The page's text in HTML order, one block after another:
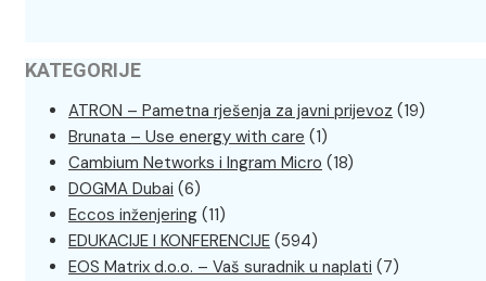
KATEGORIJE
ATRON – Pametna rješenja za javni prijevoz (19)
Brunata – Use energy with care (1)
Cambium Networks i Ingram Micro (18)
DOGMA Dubai (6)
Eccos inženjering (11)
EDUKACIJE I KONFERENCIJE (594)
EOS Matrix d.o.o. – Vaš suradnik u naplati (7)